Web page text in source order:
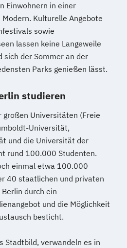
Einwohnern in einer
Kulturelle Angebote
sowie
lassen keine Langeweile
sich der Sommer an der
Parks genießen lässt.
studieren
großen Universitäten (Freie
Universität,
und die Universität der
rund 100.000 Studenten.
einmal etwa 100.000
40 staatlichen und privaten
durch ein
und die Möglichkeit
besticht.
Stadtbild, verwandeln es in